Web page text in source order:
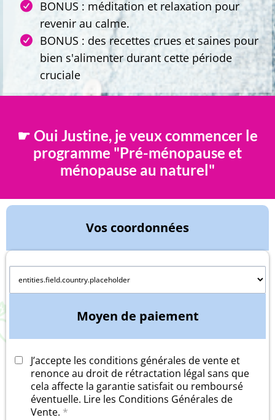
BONUS : méditation et relaxation pour
revenir au calme.
BONUS : des recettes crues et saines pour
bien s'alimenter durant cette période
cruciale
☛ Oui Justine, je veux commencer le
programme "Pré-ménopause et
ménopause au naturel"
Vos coordonnées
Moyen de paiement
J’accepte les conditions générales de vente et
renonce au droit de rétractation légal sans que
cela affecte la garantie satisfait ou remboursé
éventuelle. Lire les Conditions Générales de
Vente. *